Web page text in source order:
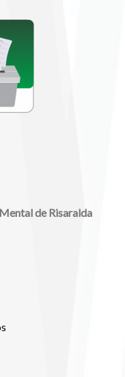
de Risaralda